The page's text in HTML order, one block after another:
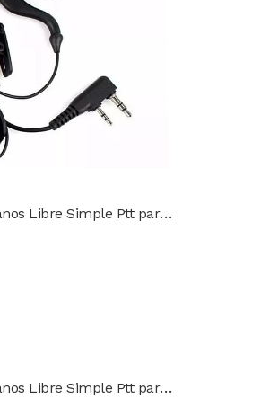
Micrófono Manos Libre Simple Ptt para radios Baofeng Wouxun Kenwood
Micrófono Manos Libre Simple Ptt para radios Motorola